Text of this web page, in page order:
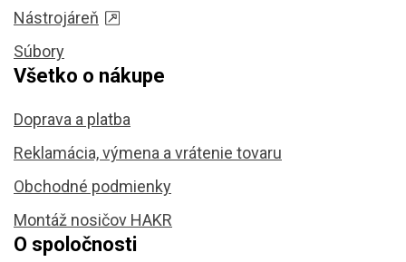
Nástrojáreň
Súbory
Všetko o nákupe
Doprava a platba
Reklamácia, výmena a vrátenie tovaru
Obchodné podmienky
Montáž nosičov HAKR
O spoločnosti